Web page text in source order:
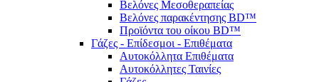
Βελόνες Μεσοθεραπείας
Βελόνες παρακέντησης BD™
Προϊόντα του οίκου BD™
Γάζες - Επίδεσμοι - Επιθέματα
Αυτοκόλλητα Επιθέματα
Αυτοκόλλητες Ταινίες